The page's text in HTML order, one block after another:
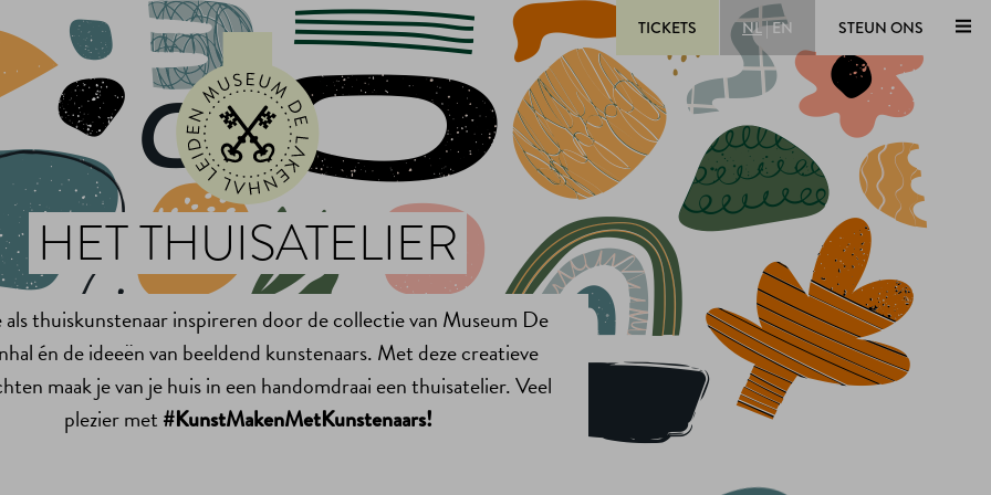
TICKETS NL|EN STEUN ONS
HET THUISATELIER
als thuiskunstenaar inspireren door de collectie van Museum De
én de ideeën van beeldend kunstenaars. Met deze creatieve
maak je van je huis in een handomdraai een thuisatelier. Veel
plezier met #KunstMakenMetKunstenaars!